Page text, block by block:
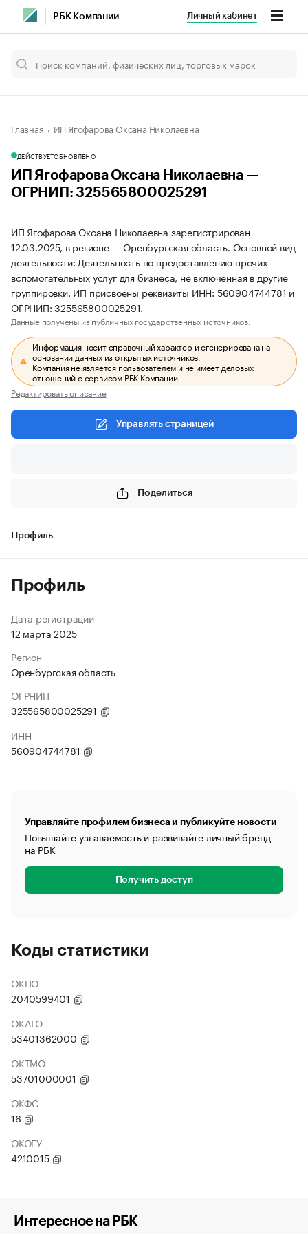
РБК Компании Личный кабинет
Главная ИП Ягофарова Оксана Николаевна
ДЕЙСТВУЕТОБНОВЛЕНО
ИП Ягофарова Оксана Николаевна —
ОГРНИП: 325565800025291
ИП Ягофарова Оксана Николаевна зарегистрирован
12.03.2025, в регионе — Оренбургская область. Основной вид
деятельности: Деятельность по предоставлению прочих
вспомогательных услуг для бизнеса, не включенная в другие
группировки. ИП присвоены реквизиты ИНН: 560904744781 и
ОГРНИП: 325565800025291.
Данные получены из публичных государственных источников.
Информация носит справочный характер и сгенерирована на
основании данных из открытых источников.
Компания не является пользователем и не имеет деловых
отношений с сервисом РБК Компании.
Редактировать описание
Управлять страницей
Поделиться
Профиль
Профиль
Дата регистрации
12 марта 2025
Регион
Оренбургская область
ОГРНИП
325565800025291
ИНН
560904744781
Управляйте профилем бизнеса и публикуйте новости
Повышайте узнаваемость и развивайте личный бренд
на РБК
Получить доступ
Коды статистики
ОКПО
2040599401
ОКАТО
53401362000
ОКТМО
53701000001
ОКФС
16
ОКОГУ
4210015
Интересное на РБК